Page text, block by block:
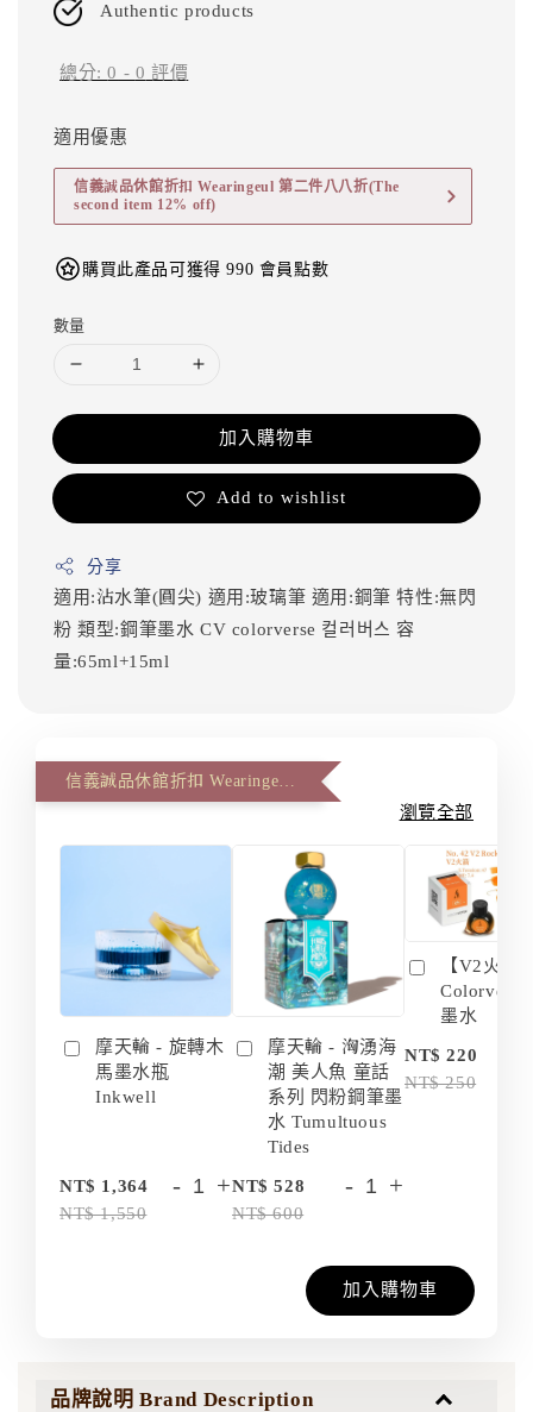
Authentic products
總分:0 - 0 評價
適用優惠
信義誠品休館折扣 Wearingeul 第二件八八折(The
second item 12% off)
購買此產品可獲得 990 會員點數
數量
加入購物車
Add to wishlist
分享
適用:沾水筆(圓尖) 適用:玻璃筆 適用:鋼筆特性:無閃
粉類型:鋼筆墨水CV colorverse 컬러버스 容
量:65ml+15ml
瀏覽全部
摩天輪 - 旋轉木
馬墨水瓶
Inkwell
NT$ 1,364
NT$ 1,550
- +
摩天輪 - 洶湧海
潮 美人魚 童話
系列 閃粉鋼筆墨
水 Tumultuous
Tides
NT$ 528
NT$ 600
- +
【V2火箭
Colorverse
墨水
NT$ 220
NT$ 250
加入購物車
品牌說明 Brand Description